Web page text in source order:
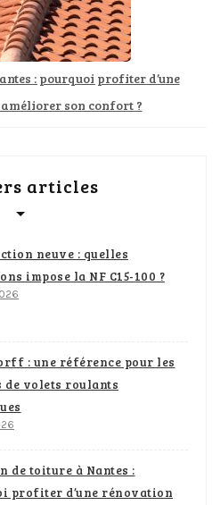
: pourquoi profiter d’une
son confort ?
articles
neuve : quelles
impose la NF C15-100 ?
: une référence pour les
de volets roulants
de toiture à Nantes :
profiter d’une rénovation